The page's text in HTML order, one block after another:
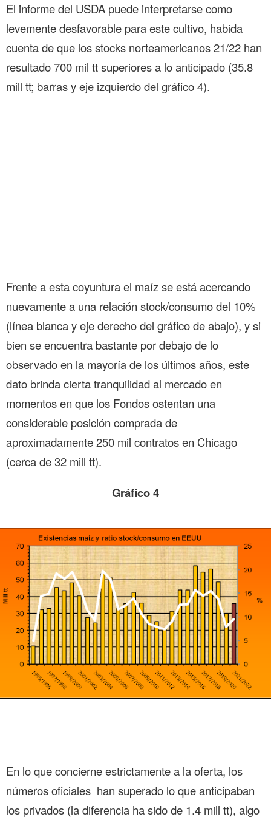
El informe del USDA puede interpretarse como
levemente desfavorable para este cultivo, habida
cuenta de que los stocks norteamericanos 21/22 han
resultado 700 mil tt superiores a lo anticipado (35.8
mill tt; barras y eje izquierdo del gráfico 4).
Frente a esta coyuntura el maíz se está acercando
nuevamente a una relación stock/consumo del 10%
(línea blanca y eje derecho del gráfico de abajo), y si
bien se encuentra bastante por debajo de lo
observado en la mayoría de los últimos años, este
dato brinda cierta tranquilidad al mercado en
momentos en que los Fondos ostentan una
considerable posición comprada de
aproximadamente 250 mil contratos en Chicago
(cerca de 32 mill tt).
Gráfico 4
En lo que concierne estrictamente a la oferta, los
números oficiales han superado lo que anticipaban
los privados (la diferencia ha sido de 1.4 mill tt), algo